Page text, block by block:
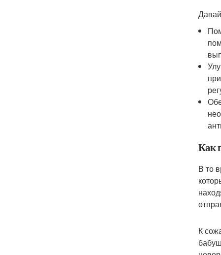
Как
В то
К